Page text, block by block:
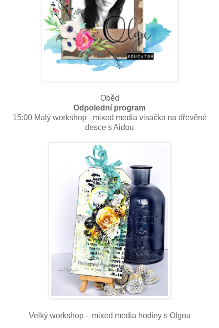
Oběd
Odpolední program
15:00 Malý workshop - mixed media visačka na dřevěné
desce s Aidou
Velký workshop - mixed media hodiny s Olgou